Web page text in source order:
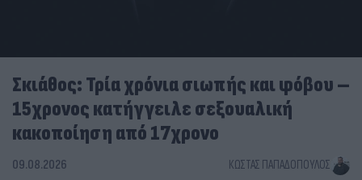
Σκιάθος: Τρία χρόνια σιωπής και φόβου –
15χρονος κατήγγειλε σεξουαλική
κακοποίηση από 17χρονο
09.08.2026 ΚΏΣΤΑΣ ΠΑΠΑΔΌΠΟΥΛΟΣ